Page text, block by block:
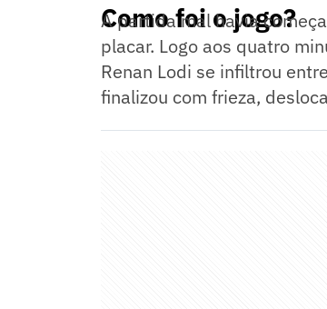
Como foi o jogo?
A partida mal havia
placar. Logo aos quatro
Renan Lodi se infiltrou
finalizou com frieza,